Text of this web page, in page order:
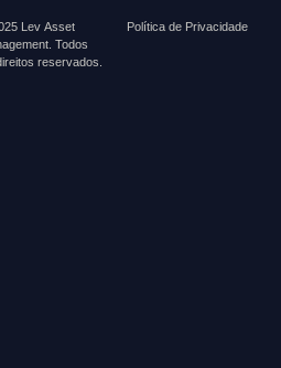
Lev Asset
Todos
reservados.
Política de Privacidade